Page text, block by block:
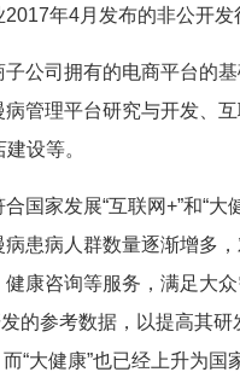
年4月发布的非公开发
司拥有的电商平台的基
管理平台研究与开发、
设等。
家发展“互联网+”和“大
患病人群数量逐渐增多
康咨询等服务，满足大
的参考数据，以提高其
“大健康”也已经上升为